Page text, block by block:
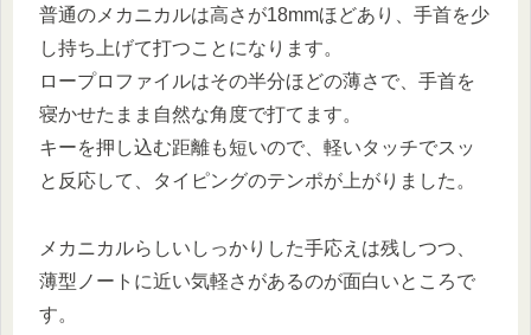
普通のメカニカルは高さが18mmほどあり、手首を少
し持ち上げて打つことになります。
ロープロファイルはその半分ほどの薄さで、手首を
寝かせたまま自然な角度で打てます。
キーを押し込む距離も短いので、軽いタッチでスッ
と反応して、タイピングのテンポが上がりました。
メカニカルらしいしっかりした手応えは残しつつ、
薄型ノートに近い気軽さがあるのが面白いところで
す。